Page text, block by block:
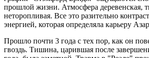
прошлой жизни. Атмосфера деревенская,
неторопливая. Все это разительно
энергией, которая определяла карьеру
Прошло почти 3 года с тех пор, как он
гвоздь. Тишина, царившая после